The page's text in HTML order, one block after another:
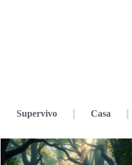
Supervivo Casa